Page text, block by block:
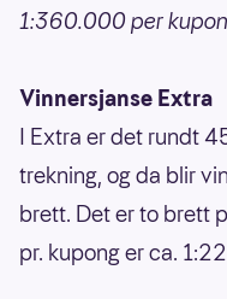
1:360.000 per
Vinnersjanse Extra
I Extra er det rundt
trekning, og da blir
brett. Det er to brett
pr. kupong er ca.